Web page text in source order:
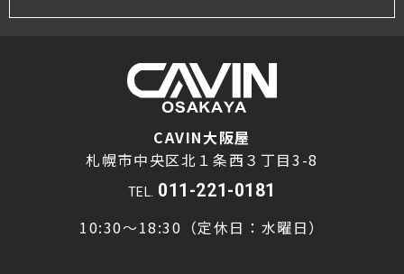
CAVIN大阪屋
札幌市中央区北１条西３丁目3-8
TEL. 011-221-0181
10:30～18:30（定休日：水曜日）